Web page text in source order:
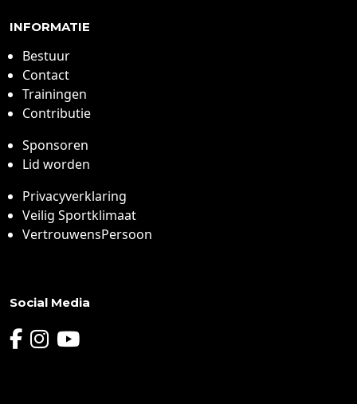
INFORMATIE
Bestuur
Contact
Trainingen
Contributie
Sponsoren
Lid worden
Privacyverklaring
Veilig Sportklimaat
VertrouwensPersoon
Social Media